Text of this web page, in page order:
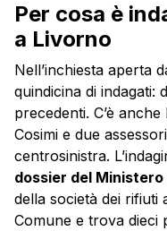
Per cosa è
a Livorno
Nell’inchiesta aperta
quindicina di indagati:
precedenti. C’è
Cosimi e due
centrosinistra.
dossier del Ministero
della società dei
Comune e trova dieci